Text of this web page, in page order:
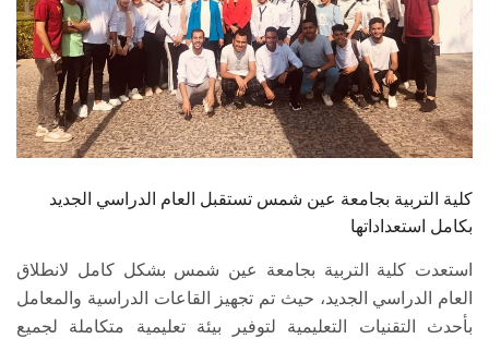
الخريجين
الموظفون
الزائـرون
كلية التربية بجامعة عين شمس تستقبل العام الدراسي الجديد
بكامل استعداداتها
استعدت كلية التربية بجامعة عين شمس بشكل كامل لانطلاق
العام الدراسي الجديد، حيث تم تجهيز القاعات الدراسية والمعامل
بأحدث التقنيات التعليمية لتوفير بيئة تعليمية متكاملة لجميع